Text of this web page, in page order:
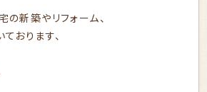
新築やリフォーム、
おります、